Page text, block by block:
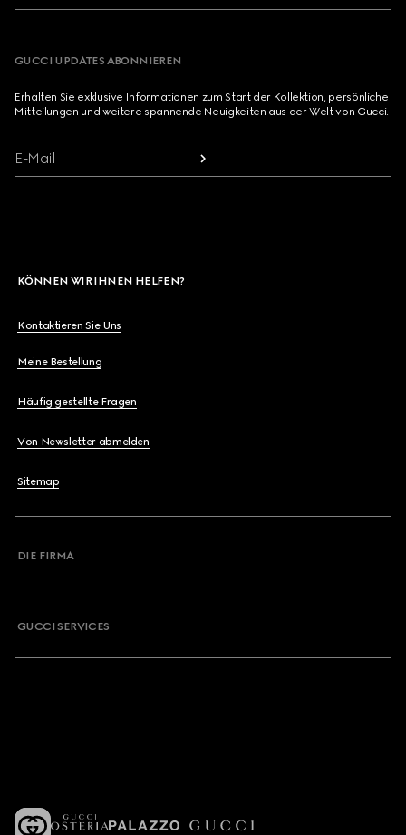
GUCCI UPDATES ABONNIEREN
Erhalten Sie exklusive Informationen zum Start der Kollektion, persönliche
Mitteilungen und weitere spannende Neuigkeiten aus der Welt von Gucci.
E-Mail
KÖNNEN WIR IHNEN HELFEN?
Kontaktieren Sie Uns
Meine Bestellung
Häufig gestellte Fragen
Von Newsletter abmelden
Sitemap
DIE FIRMA
GUCCI SERVICES